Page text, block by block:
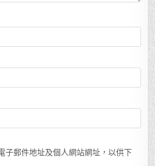
子郵件地址及個人網站網址，以供下